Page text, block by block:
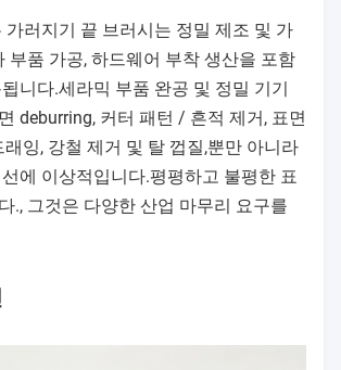
가러지기 끝 브러시는 정밀 제조 및 가
부품 가공, 하드웨어 부착 생산을 포함
니다.세라믹 부품 완공 및 정밀 기기
deburring, 커터 패턴 / 흔적 제거, 표면
래잉, 강철 제거 및 탈 껍질,뿐만 아니라
에 이상적입니다.평평하고 불평한 표
., 그것은 다양한 산업 마무리 요구를